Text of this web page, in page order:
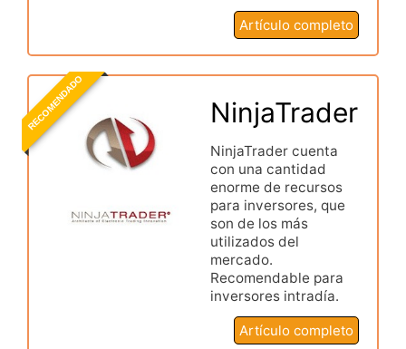
Artículo completo
RECOMENDADO NinjaTrader
NinjaTrader cuenta
con una cantidad
enorme de recursos
para inversores, que
son de los más
utilizados del
mercado.
Recomendable para
inversores intradía.
Artículo completo